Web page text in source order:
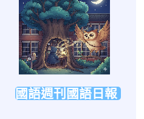
https://
國語週刊國語日報